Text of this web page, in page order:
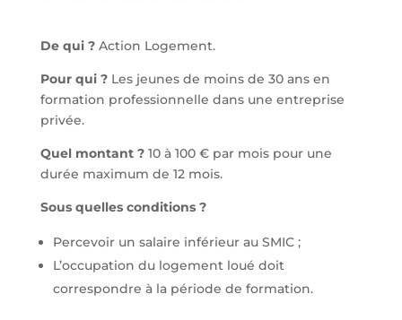
De qui ?Action Logement.
Pour qui ?Les jeunes de moins de 30 ans en
formation professionnelle dans une entreprise
privée.
Quel montant ?10 à 100 € par mois pour une
durée maximum de 12 mois.
Sous quelles conditions ?
Percevoir un salaire inférieur au SMIC ;
L’occupation du logement loué doit
correspondre à la période de formation.